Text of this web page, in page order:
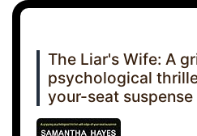
The Liar's Wife: A
psychological
your-seat